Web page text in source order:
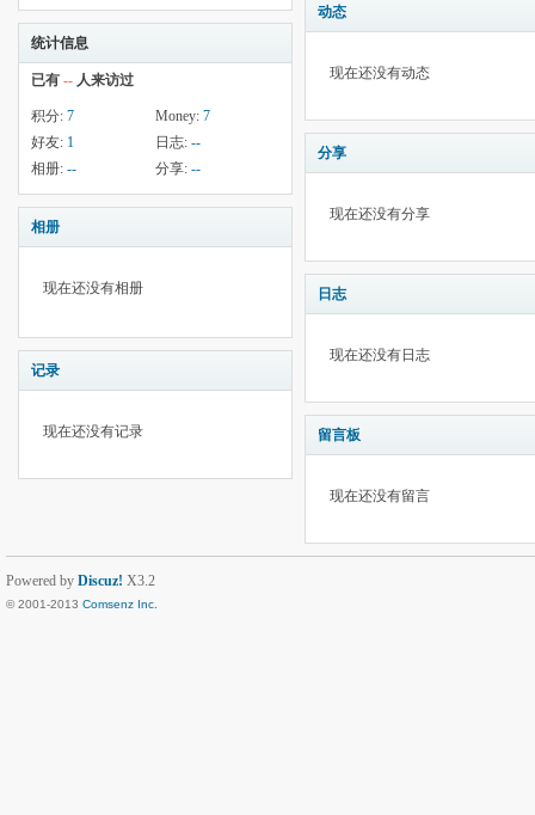
统计信息
已有 -- 人来访过
积分: 7 Money: 7
好友: 1 日志: --
相册: -- 分享: --
相册
现在还没有相册
记录
现在还没有记录
动态
现在还没有动态
分享
现在还没有分享
日志
现在还没有日志
留言板
现在还没有留言
Powered by Discuz! X3.2
© 2001-2013 Comsenz Inc.